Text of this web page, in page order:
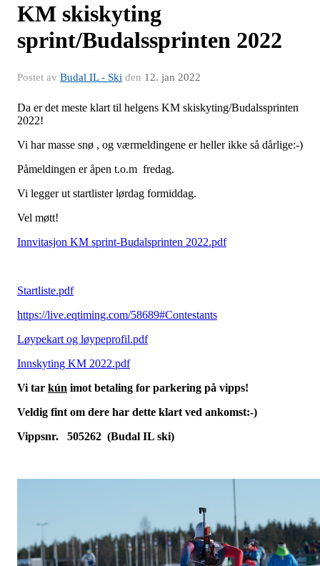
KM skiskyting
sprint/Budalssprinten 2022
Postet av Budal IL - Ski den 12. jan 2022
Da er det meste klart til helgens KM skiskyting/Budalssprinten
2022!
Vi har masse snø , og værmeldingene er heller ikke så dårlige:-)
Påmeldingen er åpen t.o.m fredag.
Vi legger ut startlister lørdag formiddag.
Vel møtt!
Innvitasjon KM sprint-Budalsprinten 2022.pdf
Startliste.pdf
https://live.eqtiming.com/58689#Contestants
Løypekart og løypeprofil.pdf
Innskyting KM 2022.pdf
Vi tar kún imot betaling for parkering på vipps!
Veldig fint om dere har dette klart ved ankomst:-)
Vippsnr. 505262 (Budal IL ski)